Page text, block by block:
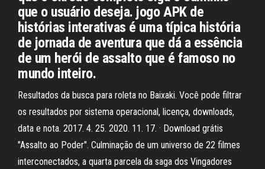
que o usuário deseja. jogo APK de
histórias interativas é uma típica história
de jornada de aventura que dá a essência
de um herói de assalto que é famoso no
mundo inteiro.
Resultados da busca para roleta no Baixaki. Você pode filtrar
os resultados por sistema operacional, licença, downloads,
data e nota. 2017. 4. 25. 2020. 11. 17. · Download grátis
"Assalto ao Poder". Culminação de um universo de 22 filmes
interconectados, a quarta parcela da saga dos Vingadores